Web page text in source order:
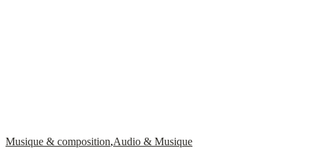
Musique & composition,Audio & Musique